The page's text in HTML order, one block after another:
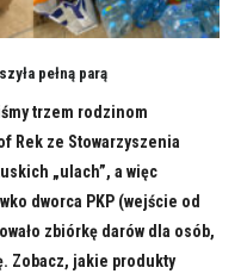
pełną parą
trzem rodzinom
Rek ze Stowarzyszenia
„ulach”, a więc
dworca PKP (wejście od
zbiórkę darów dla osób,
Zobacz, jakie produkty